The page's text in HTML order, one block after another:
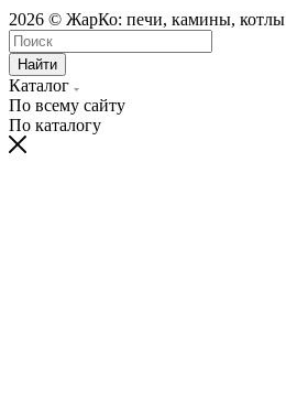
2026 © ЖарКо: печи, камины, котлы
Найти
Каталог
По всему сайту
По каталогу